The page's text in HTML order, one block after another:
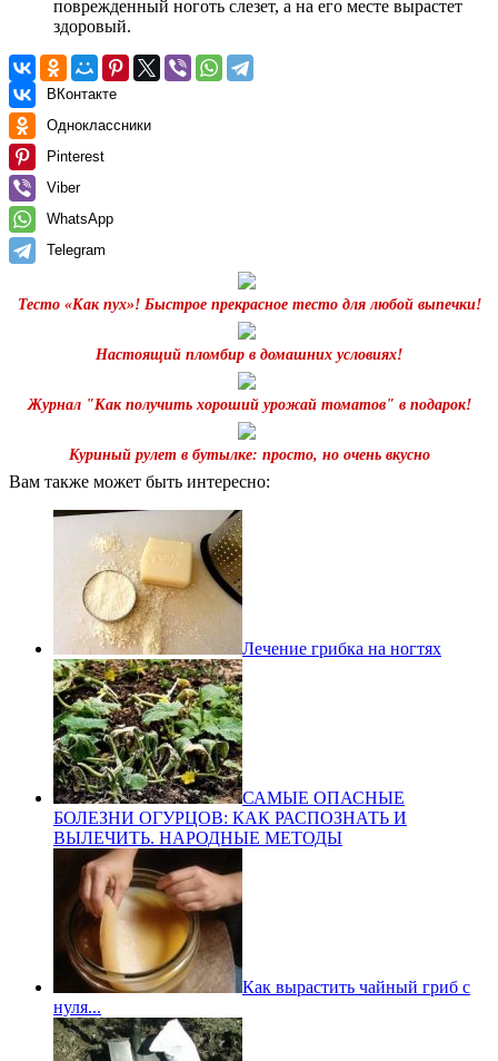
поврежденный ноготь слезет, а на его месте вырастет
здоровый.
ВКонтакте
Одноклассники
Pinterest
Viber
WhatsApp
Telegram
Тесто «Как пух»! Быстрое прекрасное тесто для любой выпечки!
Настоящий пломбир в домашних условиях!
Журнал "Как получить хороший урожай томатов" в подарок!
Куриный рулет в бутылке: просто, но очень вкусно
Вам также может быть интересно:
Лечение грибка на ногтях
САМЫЕ ОПАСНЫЕ
БОЛЕЗНИ ОГУРЦОВ: КАК РАСПОЗНАТЬ И
ВЫЛЕЧИТЬ. НАРОДНЫЕ МЕТОДЫ
Как вырастить чайный гриб с
нуля...